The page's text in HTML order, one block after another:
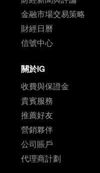
金融市場交易策略
財經日曆
信號中心
關於IG
收費與保證金
貴賓服務
推薦好友
營銷夥伴
公司賬戶
代理商計劃